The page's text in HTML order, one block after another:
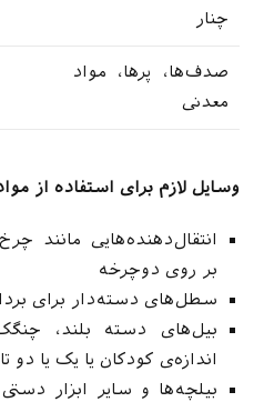
چنار
صدف‌ها، پرها، مواد
معدنی
وسایل لازم برای استفاده از
انتقال‌دهنده‌هایی مانند
بر روی دوچرخه
سطل‌های دسته‌دار برای
بیل‌های دسته بلند،
اندازه‌ی کودکان یا یک یا دو
بیلچه‌ها و سایر ابزار